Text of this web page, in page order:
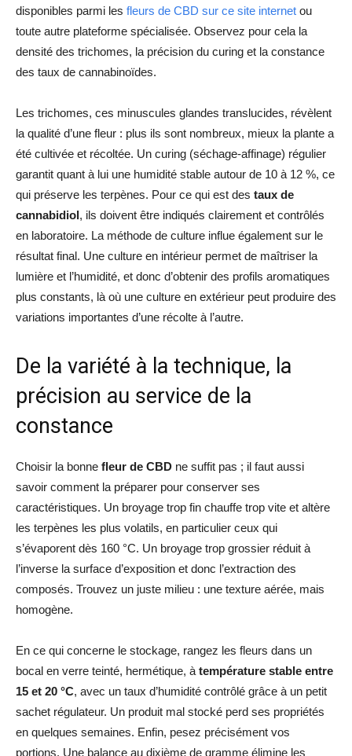
disponibles parmi les fleurs de CBD sur ce site internet ou
toute autre plateforme spécialisée. Observez pour cela la
densité des trichomes, la précision du curing et la constance
des taux de cannabinoïdes.
Les trichomes, ces minuscules glandes translucides, révèlent
la qualité d’une fleur : plus ils sont nombreux, mieux la plante a
été cultivée et récoltée. Un curing (séchage-affinage) régulier
garantit quant à lui une humidité stable autour de 10 à 12 %, ce
qui préserve les terpènes. Pour ce qui est des taux de
cannabidiol, ils doivent être indiqués clairement et contrôlés
en laboratoire. La méthode de culture influe également sur le
résultat final. Une culture en intérieur permet de maîtriser la
lumière et l’humidité, et donc d’obtenir des profils aromatiques
plus constants, là où une culture en extérieur peut produire des
variations importantes d’une récolte à l’autre.
De la variété à la technique, la
précision au service de la
constance
Choisir la bonne fleur de CBD ne suffit pas ; il faut aussi
savoir comment la préparer pour conserver ses
caractéristiques. Un broyage trop fin chauffe trop vite et altère
les terpènes les plus volatils, en particulier ceux qui
s’évaporent dès 160 °C. Un broyage trop grossier réduit à
l’inverse la surface d’exposition et donc l’extraction des
composés. Trouvez un juste milieu : une texture aérée, mais
homogène.
En ce qui concerne le stockage, rangez les fleurs dans un
bocal en verre teinté, hermétique, à température stable entre
15 et 20 °C, avec un taux d’humidité contrôlé grâce à un petit
sachet régulateur. Un produit mal stocké perd ses propriétés
en quelques semaines. Enfin, pesez précisément vos
portions. Une balance au dixième de gramme élimine les